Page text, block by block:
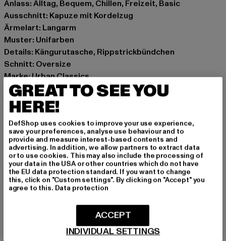
Anlass: Alltag, Bequem, Chillen, Freizeit, Basic
Ausschnitt: Kapuze mit Kordelzug
Ärmelart: Langarm
Muster: Unifarben
Details: Kängurutasche, Rippstrickbündchen
Schnitt: Oversize
Marke: Urban Classics
Kat.: Hoodies
Farbe: schwarz
Hersteller Farbe: black
Materialzusammensetzung: 80% Baumwolle, 20%
Polyester
Art.Nr: TB6134-00007
Hersteller: TB International GmbH |info@tbint.de
Dr.-Robert-Murjahn-Straße 7 | 64372 Ober-Ramstadt |
GRÖSSE & PASSFORM
GREAT TO SEE YOU
HERE!
DefShop uses cookies to improve your use experience,
save your preferences, analyse use behaviour and to
provide and measure interest-based contents and
advertising. In addition, we allow partners to extract data
or to use cookies. This may also include the processing of
your data in the USA or other countries which do not have
the EU data protection standard. If you want to change
this, click on "Custom settings". By clicking on "Accept" you
agree to this. Data protection
INDIVIDUAL SETTINGS
ACCEPT